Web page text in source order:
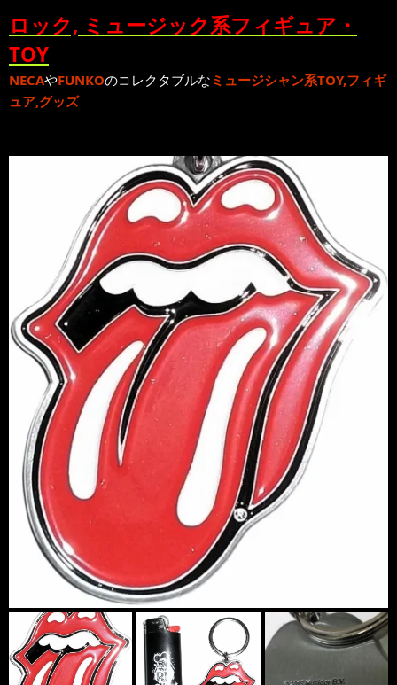
ロック, ミュージック系フィギュア・
TOY
NECAやFUNKOのコレクタブルな ミュージシャン系TOY,フィギ
ュア,グッズ